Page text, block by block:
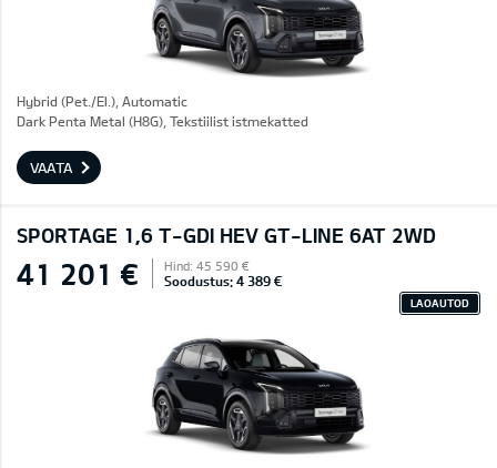
Hybrid (Pet./El.), Automatic
Dark Penta Metal (H8G), Tekstiilist istmekatted
VAATA
SPORTAGE 1,6 T-GDI HEV GT-LINE 6AT 2WD
41 201 € Hind: 45 590 €
Soodustus: 4 389 €
LAOAUTOD